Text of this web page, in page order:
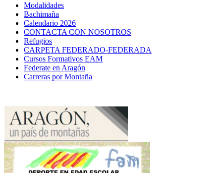
Modalidades
Bachimaña
Calendario 2026
CONTACTA CON NOSOTROS
Refugios
CARPETA FEDERADO-FEDERADA
Cursos Formativos EAM
Federate en Aragón
Carreras por Montaña